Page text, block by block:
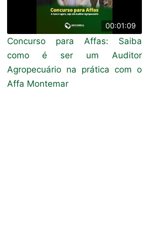
00:01:09
Concurso para Affas: Saiba
como é ser um Auditor
Agropecuário na prática com o
Affa Montemar